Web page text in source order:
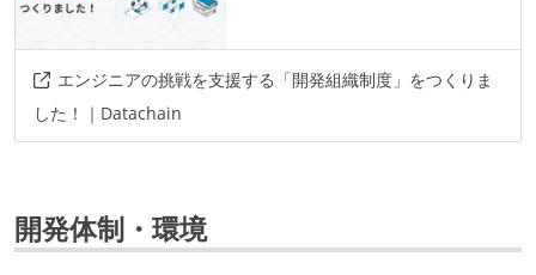
エンジニアの挑戦を支援する「開発組織制度」をつくりま
した！｜Datachain
開発体制・環境